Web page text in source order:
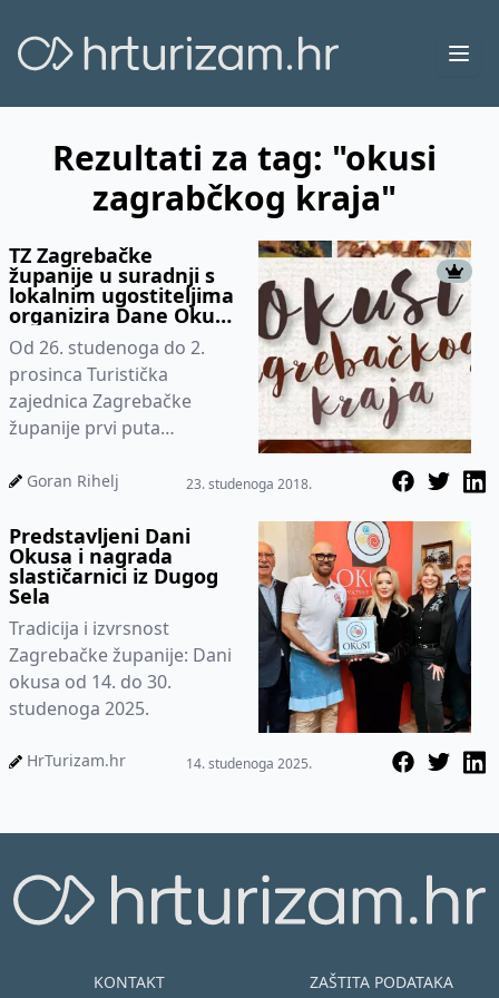
Rezultati za tag: "okusi
zagrabčkog kraja"
TZ Zagrebačke
županije u suradnji s
lokalnim ugostiteljima
organizira Dane Okusa
zagrebačkoga kraja
Od 26. studenoga do 2.
prosinca Turistička
zajednica Zagrebačke
županije prvi puta
Dani Okusa zagrebačkoga
Goran Rihelj 23. studenoga 2018.
Predstavljeni Dani
Okusa i nagrada
slastičarnici iz Dugog
Sela
Tradicija i izvrsnost
Zagrebačke županije: Dani
okusa od 14. do 30.
studenoga 2025.
HrTurizam.hr 14. studenoga 2025.
KONTAKT ZAŠTITA PODATAKA